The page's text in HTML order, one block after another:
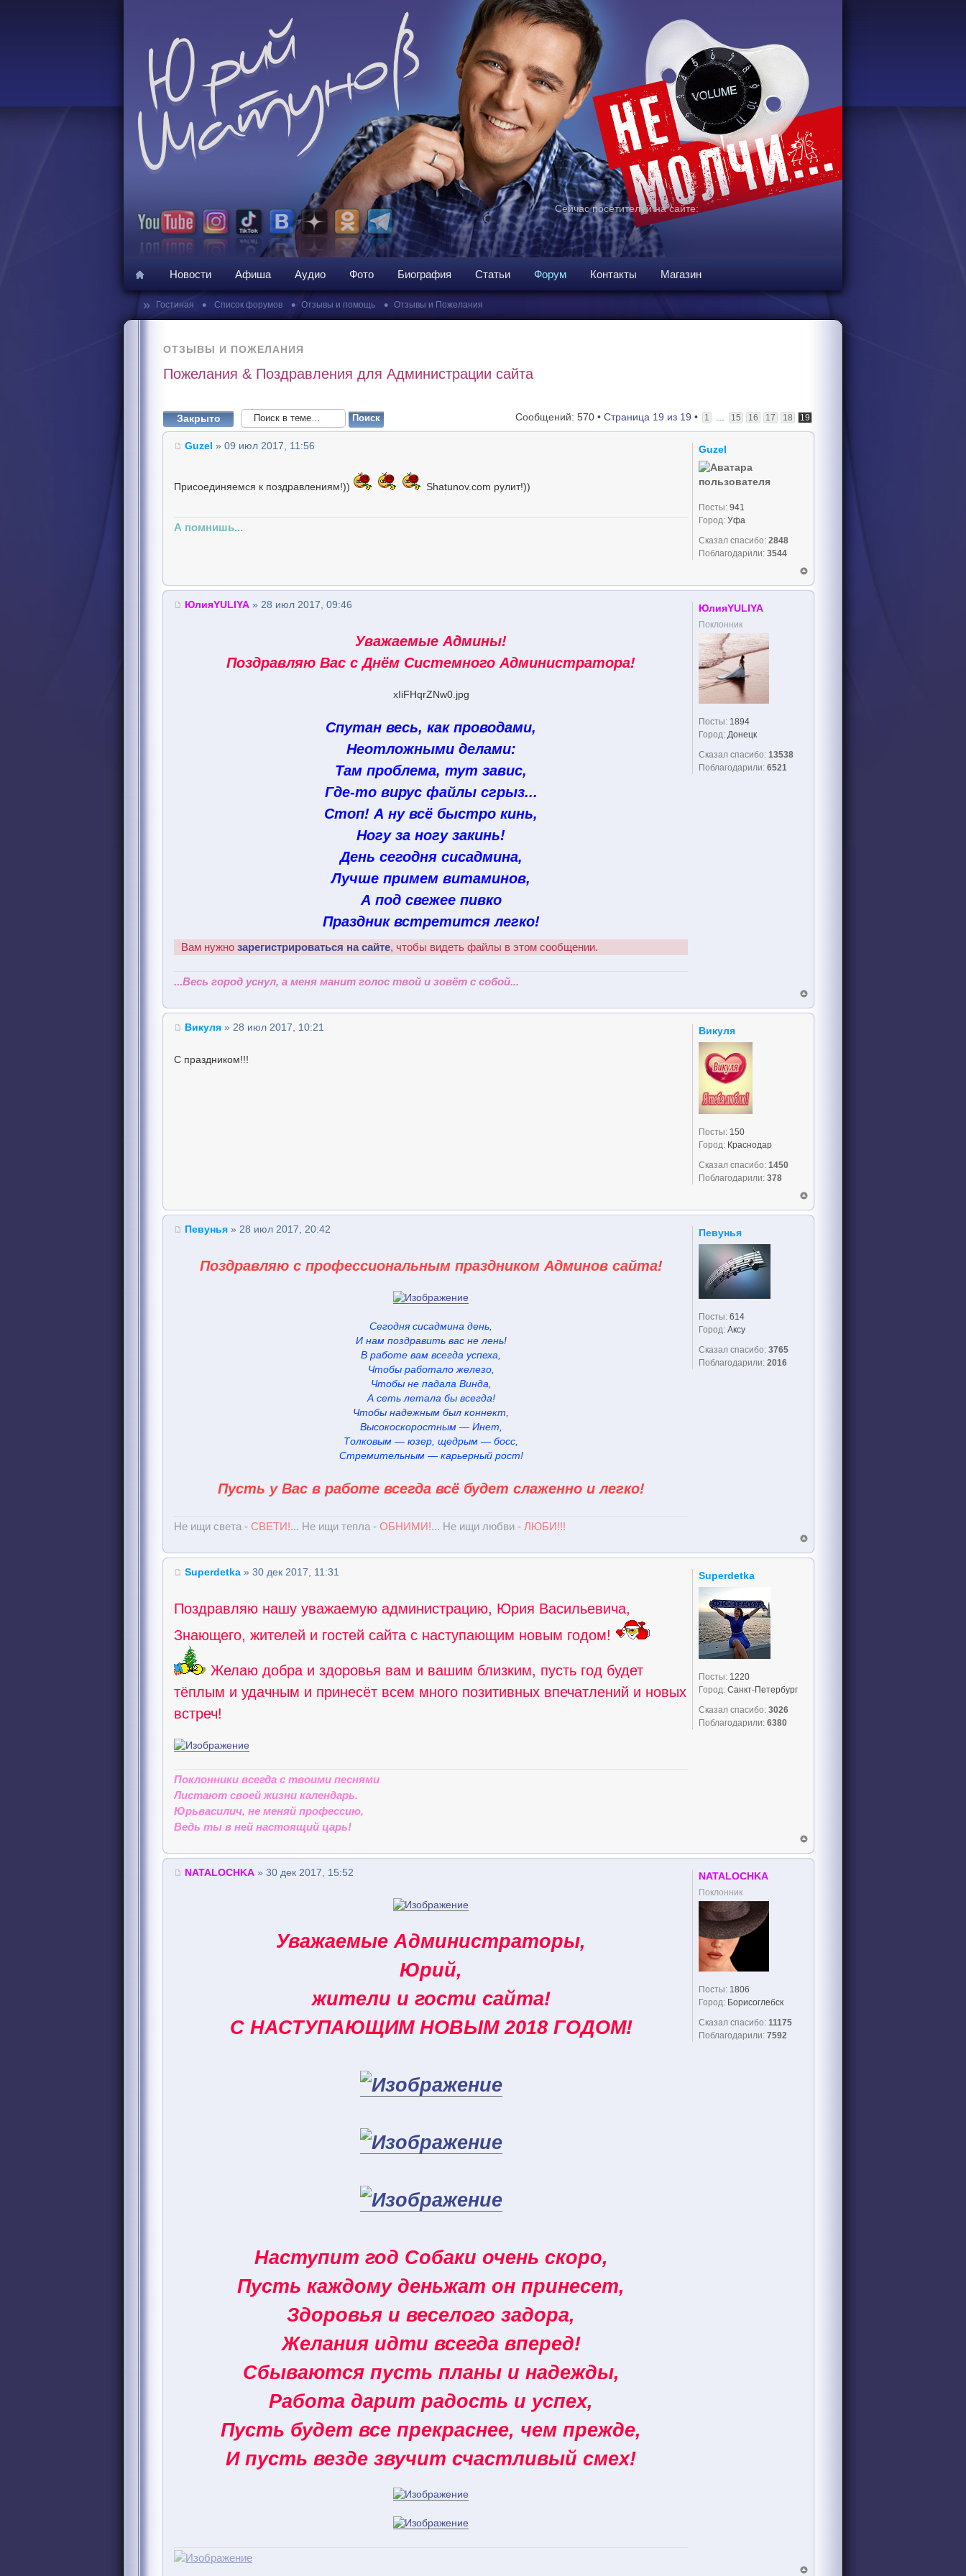
Сейчас посетителей на сайте:
Новости Афиша Аудио Фото Биография Статьи Форум Контакты Магазин
» Гостиная • Список форумов • Отзывы и помощь • Отзывы и Пожелания
ОТЗЫВЫ И ПОЖЕЛАНИЯ
Пожелания & Поздравления для Администрации сайта
Закрыто Сообщений: 570 • Страница 19 из 19 • 1 ... 15 16 17 18 19
Guzel » 09 июл 2017, 11:56
Присоединяемся к поздравлениям!)) Shatunov.com рулит!))
А помнишь...
Guzel
Посты: 941
Город: Уфа
Сказал спасибо: 2848
Поблагодарили: 3544
ЮлияYULIYA » 28 июл 2017, 09:46
Уважаемые Админы!
Поздравляю Вас с Днём Системного Администратора!
xIiFHqrZNw0.jpg
Спутан весь, как проводами,
Неотложными делами:
Там проблема, тут завис,
Где-то вирус файлы сгрыз...
Стоп! А ну всё быстро кинь,
Ногу за ногу закинь!
День сегодня сисадмина,
Лучше примем витаминов,
А под свежее пивко
Праздник встретится легко!
Вам нужно зарегистрироваться на сайте, чтобы видеть файлы в этом сообщении.
...Весь город уснул, а меня манит голос твой и зовёт с собой...
ЮлияYULIYA
Поклонник
Посты: 1894
Город: Донецк
Сказал спасибо: 13538
Поблагодарили: 6521
Викуля » 28 июл 2017, 10:21
С праздником!!!
Викуля
Посты: 150
Город: Краснодар
Сказал спасибо: 1450
Поблагодарили: 378
Певунья » 28 июл 2017, 20:42
Поздравляю с профессиональным праздником Админов сайта!
Сегодня сисадмина день,
И нам поздравить вас не лень!
В работе вам всегда успеха,
Чтобы работало железо,
Чтобы не падала Винда,
А сеть летала бы всегда!
Чтобы надежным был коннект,
Высокоскоростным — Инет,
Толковым — юзер, щедрым — босс,
Стремительным — карьерный рост!
Пусть у Вас в работе всегда всё будет слаженно и легко!
Не ищи света - СВЕТИ!... Не ищи тепла - ОБНИМИ!... Не ищи любви - ЛЮБИ!!!
Певунья
Посты: 614
Город: Аксу
Сказал спасибо: 3765
Поблагодарили: 2016
Superdetka » 30 дек 2017, 11:31
Поздравляю нашу уважаемую администрацию, Юрия Васильевича,
Знающего, жителей и гостей сайта с наступающим новым годом!
Желаю добра и здоровья вам и вашим близким, пусть год будет
тёплым и удачным и принесёт всем много позитивных впечатлений и новых
встреч!
Поклонники всегда с твоими песнями
Листают своей жизни календарь.
Юрьвасилич, не меняй профессию,
Ведь ты в ней настоящий царь!
Superdetka
Посты: 1220
Город: Санкт-Петербург
Сказал спасибо: 3026
Поблагодарили: 6380
NATALOCHKA » 30 дек 2017, 15:52
Уважаемые Администраторы,
Юрий,
жители и гости сайта!
С НАСТУПАЮЩИМ НОВЫМ 2018 ГОДОМ!
Наступит год Собаки очень скоро,
Пусть каждому деньжат он принесет,
Здоровья и веселого задора,
Желания идти всегда вперед!
Сбываются пусть планы и надежды,
Работа дарит радость и успех,
Пусть будет все прекраснее, чем прежде,
И пусть везде звучит счастливый смех!
NATALOCHKA
Поклонник
Посты: 1806
Город: Борисоглебск
Сказал спасибо: 11175
Поблагодарили: 7592